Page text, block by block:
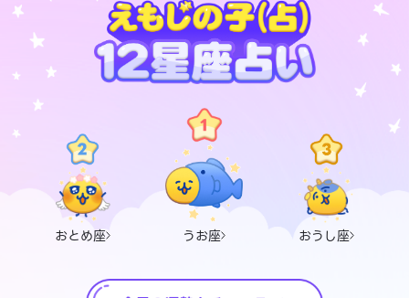
おとめ座 うお座 おうし座